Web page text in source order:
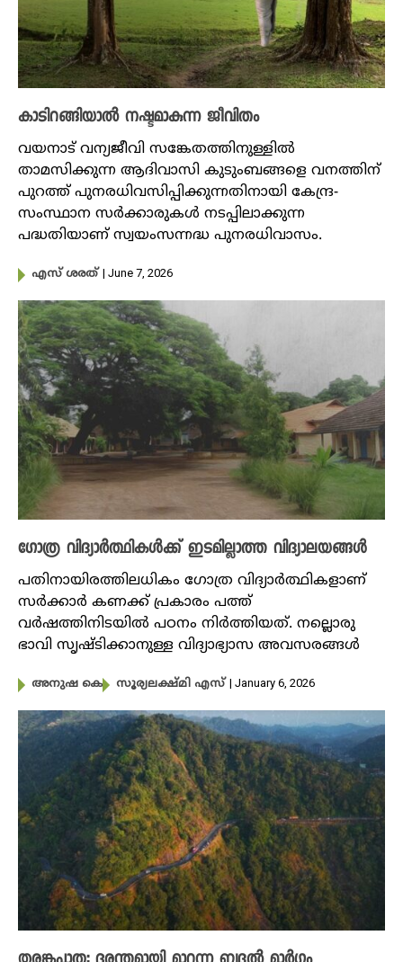
കാടിറങ്ങിയാൽ നഷ്ടമാകുന്ന ജീവിതം
വയനാട് വന്യജീവി സങ്കേതത്തിനുള്ളിൽ
താമസിക്കുന്ന ആദിവാസി കുടുംബങ്ങളെ വനത്തിന്
പുറത്ത് പുനരധിവസിപ്പിക്കുന്നതിനായി കേന്ദ്ര-
സംസ്ഥാന സർക്കാരുകൾ നടപ്പിലാക്കുന്ന
പദ്ധതിയാണ് സ്വയംസന്നദ്ധ പുനരധിവാസം.
എസ് ശരത് | June 7, 2026
ഗോത്ര വിദ്യാർത്ഥികൾക്ക് ഇടമില്ലാത്ത വിദ്യാലയങ്ങൾ
പതിനായിരത്തിലധികം ഗോത്ര വിദ്യാർത്ഥികളാണ്
സർക്കാർ കണക്ക് പ്രകാരം പത്ത്
വർഷത്തിനിടയിൽ പഠനം നിർത്തിയത്. നല്ലൊരു
ഭാവി സൃഷ്ടിക്കാനുള്ള വിദ്യാഭ്യാസ അവസരങ്ങൾ
അനുഷ കെ സൂര്യലക്ഷ്മി എസ് | January 6, 2026